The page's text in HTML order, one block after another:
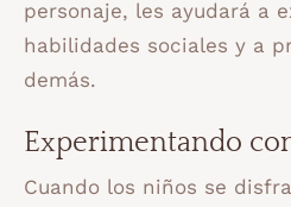
personaje, les ayudará a
habilidades sociales y a
demás.
Experimentando
Cuando los niños se